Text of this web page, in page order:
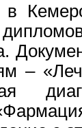
–